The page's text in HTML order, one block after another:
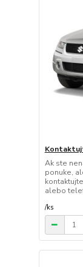
Ak ste
ponuke,
alebo
/ks